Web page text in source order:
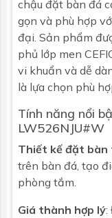
chậu đặt bàn đá
gọn và phù hợp
đại. Sản phẩm
phủ lớp men
vi khuẩn và dễ
là lựa chọn phù
Tính năng nổi
LW526NJU#W
Thiết kế đặt bàn
trên bàn đá, tạo
phòng tắm.
Giá thành hợp lý: